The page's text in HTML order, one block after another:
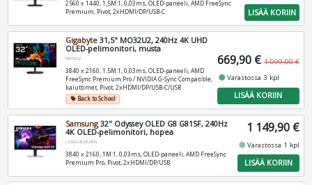
2560 x 1440, 1,5M:1, 0,03ms, OLED-paneeli, AMD FreeSync
Premium, Pivot, 2xHDMI/DP/USB-C
LISÄÄ KORIIN
Gigabyte 31,5" MO32U2, 240Hz 4K UHD
OLED-pelimonitori, musta
MO32U2
3840 x 2160, 1.5M:1, 0,03ms, OLED-paneeli, AMD
FreeSync Premium Pro / NVIDIA G-Sync Compatible,
kaiuttimet, Pivot, 2xHDMI/DP/USB-C/USB
local_offerBack to School
669,90 € 1 099,00 €
fiber_manual_recordVarastossa 3 kpl
LISÄÄ KORIIN
Samsung32" Odyssey OLED G8 G81SF, 240Hz
4K OLED-pelimonitori, hopea
LS32FG812SUXEN
3840 x 2160, 1M:1, 0,03ms, OLED-paneeli, AMD FreeSync
Premium Pro, Pivot, 2xHDMI/DP/USB
1 149,90 €
fiber_manual_recordVarastossa 1 kpl
LISÄÄ KORIIN